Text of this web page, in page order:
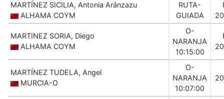
MARTÍNEZ SICILIA, Antonia Aránzazu
ALHAMA COYM
RUTA-
GUIADA
MARTINEZ SORIA, Diego
ALHAMA COYM
O-
NARANJA
10:15:00
MARTÍNEZ TUDELA, Angel
MURCIA-O
O-
NARANJA
10:07:00